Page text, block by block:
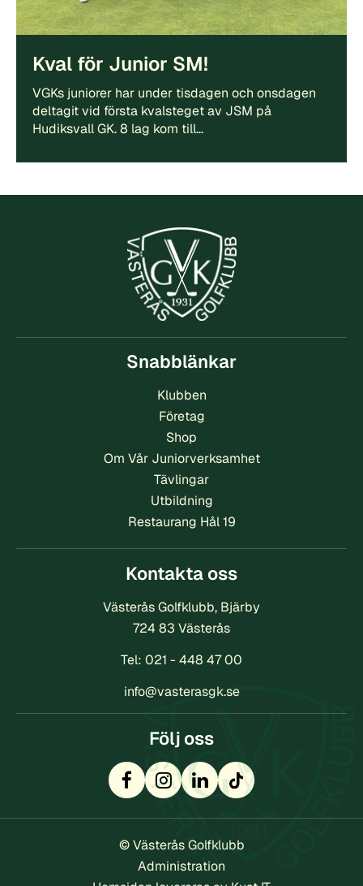
Kval för Junior SM!
VGKs juniorer har under tisdagen och onsdagen
deltagit vid första kvalsteget av JSM på
Hudiksvall GK. 8 lag kom till…
Snabblänkar
Klubben
Företag
Shop
Om Vår Juniorverksamhet
Tävlingar
Utbildning
Restaurang Hål 19
Kontakta oss
Västerås Golfklubb, Bjärby
724 83 Västerås
Tel: 021 - 448 47 00
info@vasterasgk.se
Följ oss
© Västerås Golfklubb
Administration